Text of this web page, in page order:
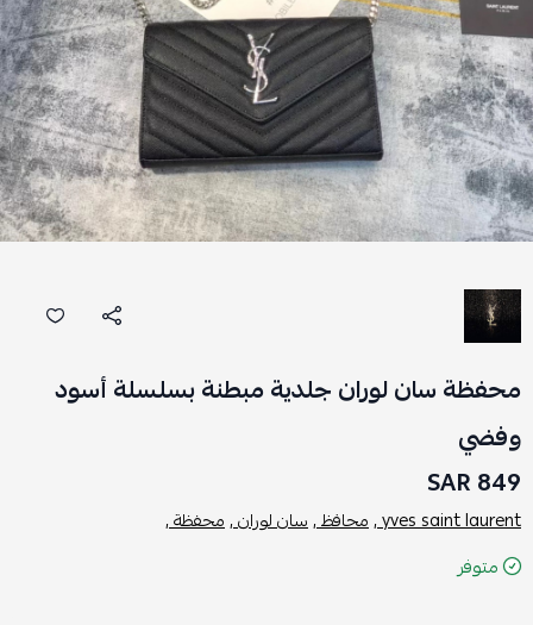
محفظة سان لوران جلدية مبطنة بسلسلة أسود
وفضي
849 SAR
yves saint laurent , محافظ ,سان لوران ,محفظة ,
متوفر